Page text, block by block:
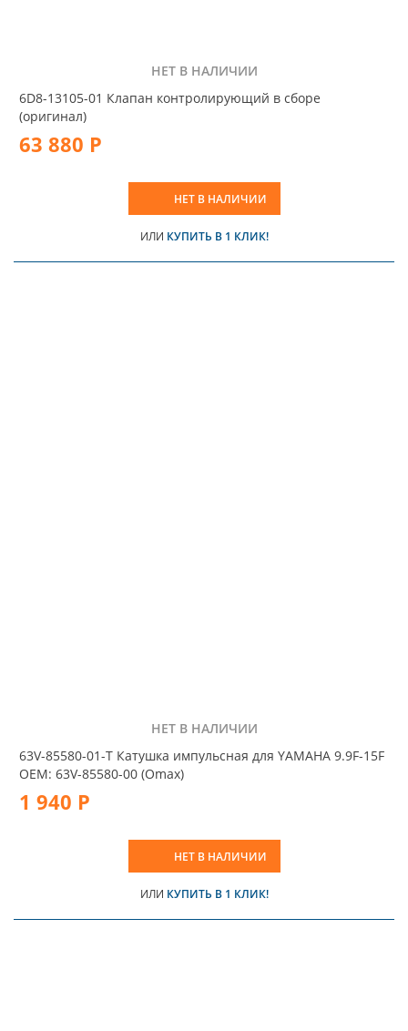
НЕТ В НАЛИЧИИ
6D8-13105-01 Клапан контролирующий в сборе
(оригинал)
63 880 Р
НЕТ В НАЛИЧИИ
ИЛИ КУПИТЬ В 1 КЛИК!
НЕТ В НАЛИЧИИ
63V-85580-01-T Катушка импульсная для YAMAHA 9.9F-15F
OEM: 63V-85580-00 (Omax)
1 940 Р
НЕТ В НАЛИЧИИ
ИЛИ КУПИТЬ В 1 КЛИК!